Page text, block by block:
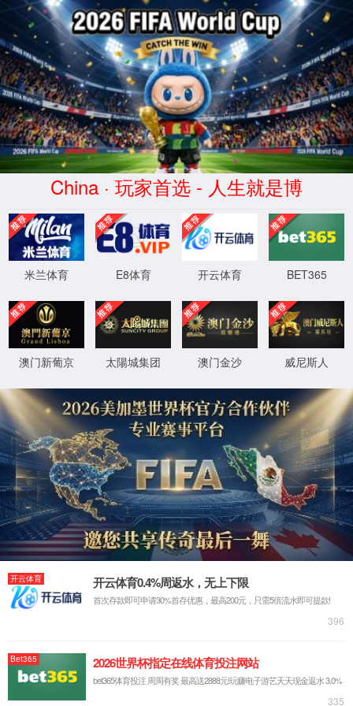
2026世界杯(股份公司)·Official
website
模块不存在:newsinfo.asp
ThinkPHPV5.1.41 LTS{ 十年磨一剑-为API开发设计的高性能
框架 }
XML 地图